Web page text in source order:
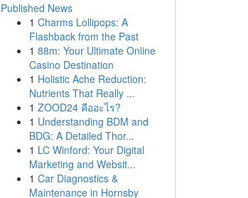
Published News
1 Charms Lollipops: A
Flashback from the Past
1 88m: Your Ultimate Online
Casino Destination
1 Holistic Ache Reduction:
Nutrients That Really ...
1 ZOOD24 คืออะไร?
1 Understanding BDM and
BDG: A Detailed Thor...
1 LC Winford: Your Digital
Marketing and Websit...
1 Car Diagnostics &
Maintenance in Hornsby